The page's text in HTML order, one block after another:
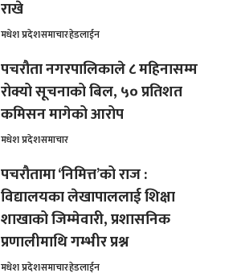
राखे
मधेश प्रदेशसमाचारहेडलाईन
पचरौता नगरपालिकाले ८ महिनासम्म
रोक्यो सूचनाको बिल, ५० प्रतिशत
कमिसन मागेको आरोप
मधेश प्रदेशसमाचार
पचरौतामा ‘निमित्त’को राज :
विद्यालयका लेखापाललाई शिक्षा
शाखाको जिम्मेवारी, प्रशासनिक
प्रणालीमाथि गम्भीर प्रश्न
मधेश प्रदेशसमाचारहेडलाईन